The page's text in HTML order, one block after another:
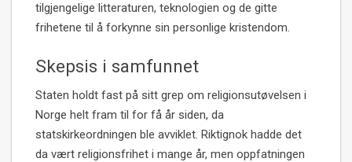
tilgjengelige litteraturen, teknologien og de gitte
frihetene til å forkynne sin personlige kristendom.
Skepsis i samfunnet
Staten holdt fast på sitt grep om religionsutøvelsen i
Norge helt fram til for få år siden, da
statskirkeordningen ble avviklet. Riktignok hadde det
da vært religionsfrihet i mange år, men oppfatningen